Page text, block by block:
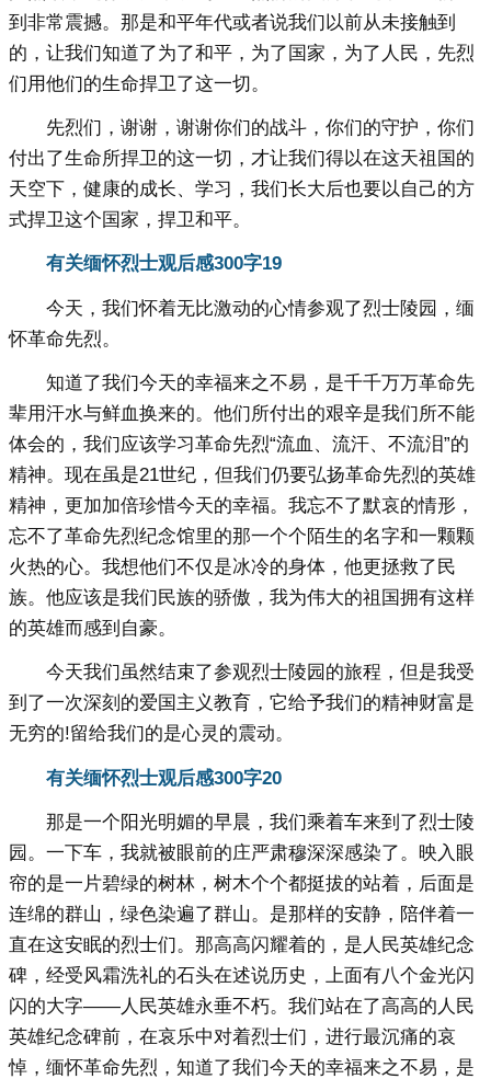
到非常震撼。那是和平年代或者说我们以前从未接触到
的，让我们知道了为了和平，为了国家，为了人民，先烈
们用他们的生命捍卫了这一切。
先烈们，谢谢，谢谢你们的战斗，你们的守护，你们
付出了生命所捍卫的这一切，才让我们得以在这天祖国的
天空下，健康的成长、学习，我们长大后也要以自己的方
式捍卫这个国家，捍卫和平。
有关缅怀烈士观后感300字19
今天，我们怀着无比激动的心情参观了烈士陵园，缅
怀革命先烈。
知道了我们今天的幸福来之不易，是千千万万革命先
辈用汗水与鲜血换来的。他们所付出的艰辛是我们所不能
体会的，我们应该学习革命先烈“流血、流汗、不流泪”的
精神。现在虽是21世纪，但我们仍要弘扬革命先烈的英雄
精神，更加加倍珍惜今天的幸福。我忘不了默哀的情形，
忘不了革命先烈纪念馆里的那一个个陌生的名字和一颗颗
火热的心。我想他们不仅是冰冷的身体，他更拯救了民
族。他应该是我们民族的骄傲，我为伟大的祖国拥有这样
的英雄而感到自豪。
今天我们虽然结束了参观烈士陵园的旅程，但是我受
到了一次深刻的爱国主义教育，它给予我们的精神财富是
无穷的!留给我们的是心灵的震动。
有关缅怀烈士观后感300字20
那是一个阳光明媚的早晨，我们乘着车来到了烈士陵
园。一下车，我就被眼前的庄严肃穆深深感染了。映入眼
帘的是一片碧绿的树林，树木个个都挺拔的站着，后面是
连绵的群山，绿色染遍了群山。是那样的安静，陪伴着一
直在这安眠的烈士们。那高高闪耀着的，是人民英雄纪念
碑，经受风霜洗礼的石头在述说历史，上面有八个金光闪
闪的大字——人民英雄永垂不朽。我们站在了高高的人民
英雄纪念碑前，在哀乐中对着烈士们，进行最沉痛的哀
悼，缅怀革命先烈，知道了我们今天的幸福来之不易，是